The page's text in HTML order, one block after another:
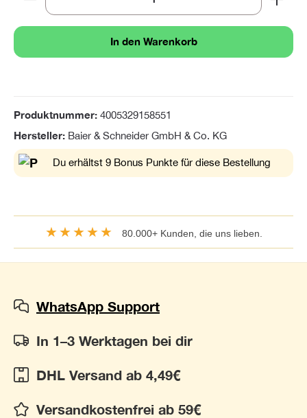
In den Warenkorb
Produktnummer: 4005329158551
Hersteller: Baier & Schneider GmbH & Co. KG
Du erhältst 9 Bonus Punkte für diese Bestellung
★★★★★ 80.000+ Kunden, die uns lieben.
WhatsApp Support
In 1–3 Werktagen bei dir
DHL Versand ab 4,49€
Versandkostenfrei ab 59€